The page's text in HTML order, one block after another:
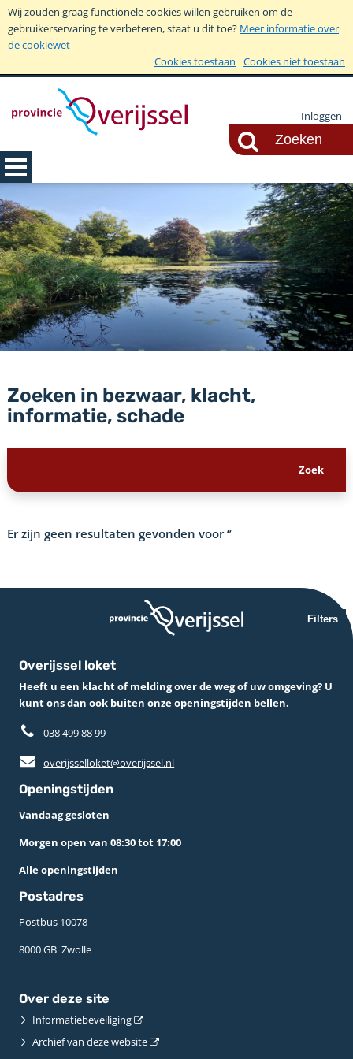
Wij zouden graag functionele cookies willen gebruiken om de
gebruikerservaring te verbeteren, staat u dit toe? Meer informatie over
de cookiewet
Cookies toestaan
Cookies niet toestaan
Inloggen
Zoeken in bezwaar, klacht,
informatie, schade
Er zijn geen resultaten gevonden voor‘’
Filters
Overijssel loket
Heeft u een klacht of melding over de weg of uw omgeving? U
kunt ons dan ook buiten onze openingstijden bellen.
038 499 88 99
overijsselloket@overijssel.nl
Openingstijden
Vandaag gesloten
Morgen open van 08:30 tot 17:00
Alle openingstijden
Postadres
Postbus 10078 ­
8000 GB ­ Zwolle
Over deze site
Informatiebeveiliging
Archief van deze website